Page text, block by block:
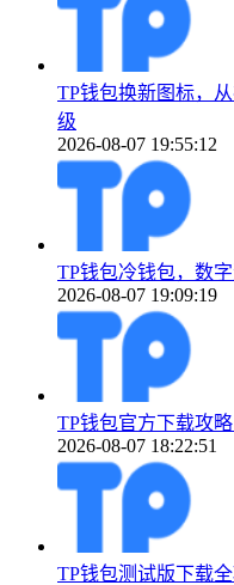
TP钱包换新图标，
级
2026-08-07 19:55:12
TP钱包冷钱包，数
2026-08-07 19:09:19
TP钱包官方下载攻
2026-08-07 18:22:51
TP钱包测试版下载